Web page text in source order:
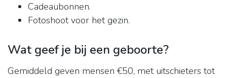
Cadeaubonnen.
Fotoshoot voor het gezin.
Wat geef je bij een geboorte?
Gemiddeld geven mensen €50, met uitschieters tot